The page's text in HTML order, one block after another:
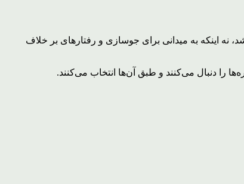
نه اینکه به میدانی برای جوسازی و رفتارهای بر خلاف
را دنبال می‌کنند و طبق آن‌ها انتخاب می‌کنند.